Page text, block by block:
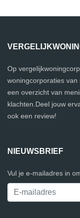
Op
woningcorporaties
een overzicht van
klachten.Deel jouw
ook een review!
NIEUWSBRIEF
Vul je e-mailadres in